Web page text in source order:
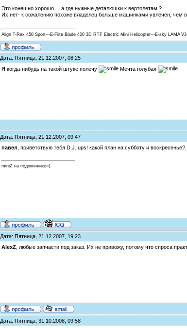
Это конешно хорошо.... а где нужные деталюшки к вертолетам ?
Их нет- к сожалению похоже владелец больше машинками увлечен, чем
Align T-Rex 450 Sport---E-Flite Blade 400 3D RTF Electric Mini Helicopter---E-sky LAMA
Дата: Пятница, 21.12.2007, 08:25
Я когда-нибудь на такой штуке полечу Мечта голубая
Дата: Пятница, 21.12.2007, 09:47
павел , приветствую тебя D.J. ups! какой план на субботу и
miniZ на подоконнике=(
Дата: Пятница, 21.12.2007, 19:23
AlexZ , любые запчасти под заказ. Их не привожу, потому что спроса
Дата: Пятница, 31.10.2008, 09:58